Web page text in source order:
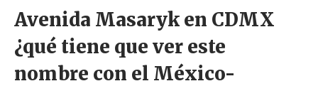
s
i
o
r
Avenida Masaryk en CDMX
¿qué tiene que ver este
nombre con el México-